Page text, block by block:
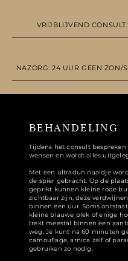
VRIJBLIJVEND
NAZORG: 24 UUR GEEN ZON/
BEHANDELING
Tijdens het consult bespreken
wensen en wordt alles
Met een ultradun naaldje
de spier gebracht. Op de
geprikt kunnen kleine rode
zichtbaar zijn, deze
binnen een uur. Soms
kleine blauwe plek of enige
trekt meestal binnen een
weg. Je kunt na 60 minuten
camouflage, arnica zalf of
gebruiken zo nodig.